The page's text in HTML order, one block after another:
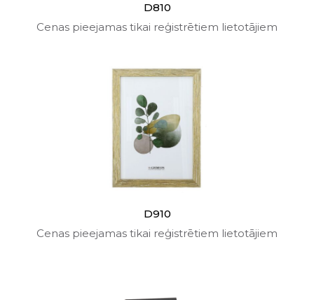
D810
Cenas pieejamas tikai reģistrētiem lietotājiem
D910
Cenas pieejamas tikai reģistrētiem lietotājiem